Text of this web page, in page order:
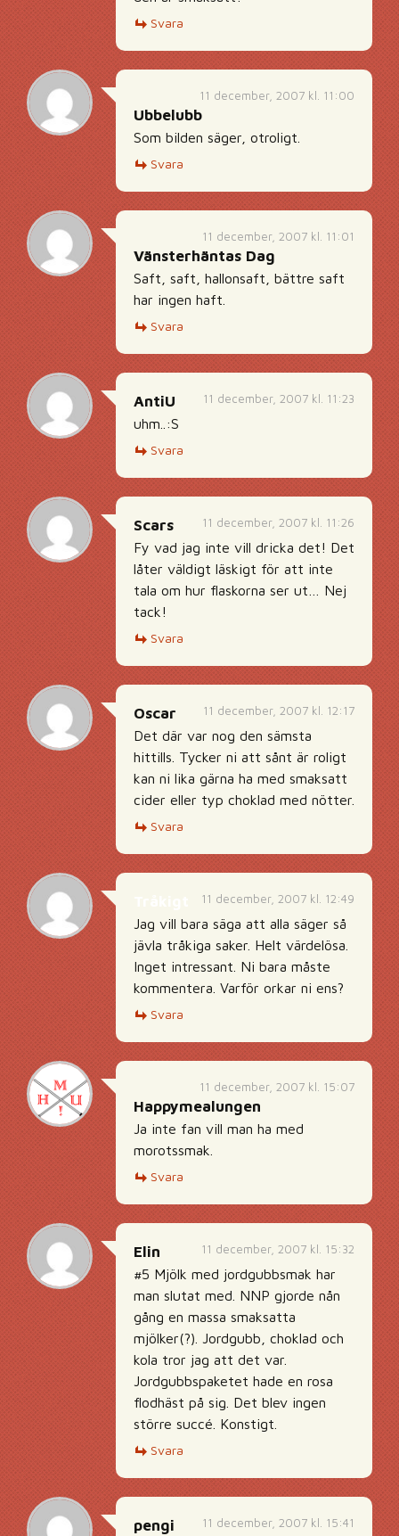
Svara
11 december, 2007 kl. 11:00
Ubbelubb
Som bilden säger, otroligt.
Svara
11 december, 2007 kl. 11:01
Vänsterhäntas Dag
Saft, saft, hallonsaft, bättre saft
har ingen haft.
Svara
11 december, 2007 kl. 11:23
AntiU
uhm..:S
Svara
11 december, 2007 kl. 11:26
Scars
Fy vad jag inte vill dricka det! Det
låter väldigt läskigt för att inte
tala om hur flaskorna ser ut… Nej
tack!
Svara
11 december, 2007 kl. 12:17
Oscar
Det där var nog den sämsta
hittills. Tycker ni att sånt är roligt
kan ni lika gärna ha med smaksatt
cider eller typ choklad med nötter.
Svara
11 december, 2007 kl. 12:49
Jag vill bara säga att alla säger så
jävla tråkiga saker. Helt värdelösa.
Inget intressant. Ni bara måste
kommentera. Varför orkar ni ens?
Svara
11 december, 2007 kl. 15:07
Happymealungen
Ja inte fan vill man ha med
morotssmak.
Svara
11 december, 2007 kl. 15:32
Elin
#5 Mjölk med jordgubbsmak har
man slutat med. NNP gjorde nån
gång en massa smaksatta
mjölker(?). Jordgubb, choklad och
kola tror jag att det var.
Jordgubbspaketet hade en rosa
flodhäst på sig. Det blev ingen
större succé. Konstigt.
Svara
11 december, 2007 kl. 15:41
pengi